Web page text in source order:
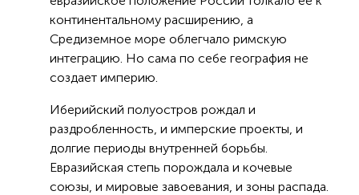
континентальному расширению, а
Средиземное море облегчало римскую
интеграцию. Но сама по себе география не
создает империю.
Иберийский полуостров рождал и
раздробленность, и имперские проекты, и
долгие периоды внутренней борьбы.
Евразийская степь порождала и кочевые
союзы, и мировые завоевания, и зоны распада.